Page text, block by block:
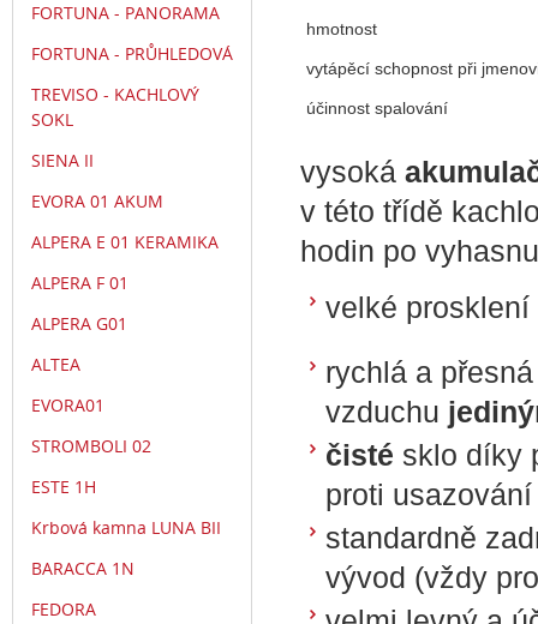
hmotnost
vytápěcí schopnost při
účinnost spalování
vysoká
v této třídě
hodin po
velké
rychlá a
vzduchu
čisté sklo díky
proti
standardně
vývod (vždy
FORTUNA - PANORAMA
FORTUNA - PRŮHLEDOVÁ
TREVISO - KACHLOVÝ
SOKL
SIENA II
EVORA 01 AKUM
ALPERA E 01 KERAMIKA
ALPERA F 01
ALPERA G01
ALTEA
EVORA01
STROMBOLI 02
ESTE 1H
Krbová kamna LUNA BII
BARACCA 1N
FEDORA